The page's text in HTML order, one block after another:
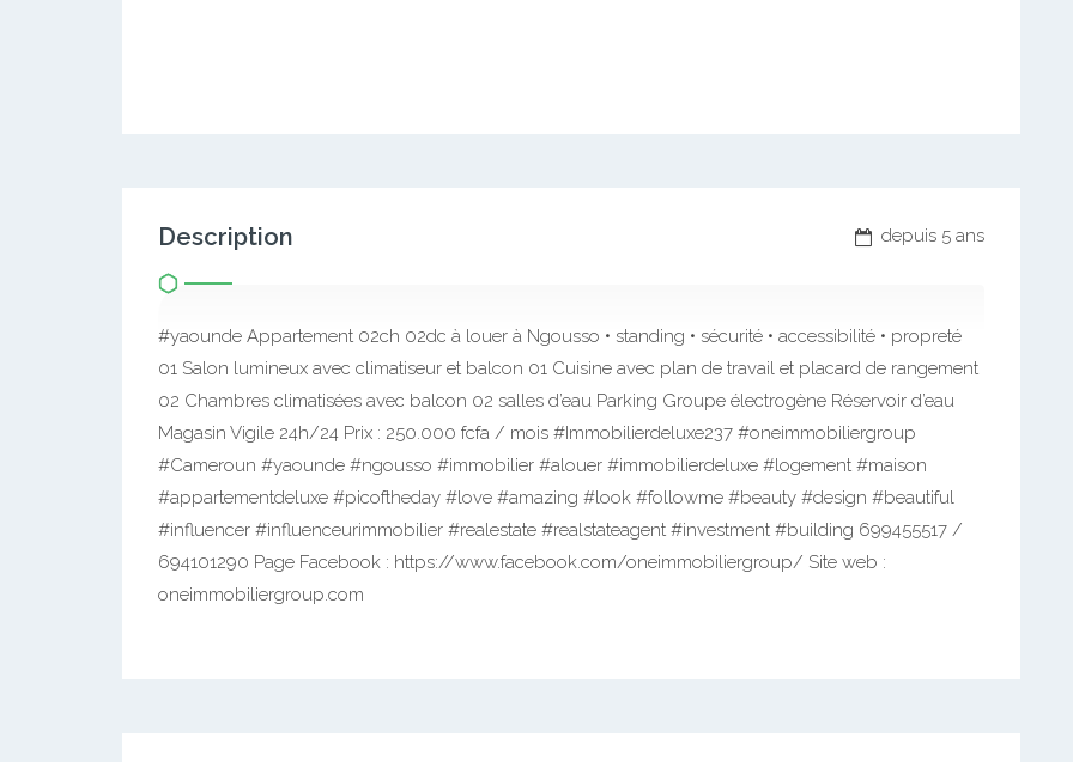
depuis 5 ans
Description
#yaounde Appartement 02ch 02dc à louer à Ngousso • standing • sécurité • accessibilité • propreté
01 Salon lumineux avec climatiseur et balcon 01 Cuisine avec plan de travail et placard de rangement
02 Chambres climatisées avec balcon 02 salles d’eau Parking Groupe électrogène Réservoir d’eau
Magasin Vigile 24h/24 Prix : 250.000 fcfa / mois #Immobilierdeluxe237 #oneimmobiliergroup
#Cameroun #yaounde #ngousso #immobilier #alouer #immobilierdeluxe #logement #maison
#appartementdeluxe #picoftheday #love #amazing #look #followme #beauty #design #beautiful
#influencer #influenceurimmobilier #realestate #realstateagent #investment #building 699455517 /
694101290 Page Facebook : https://www.facebook.com/oneimmobiliergroup/ Site web :
oneimmobiliergroup.com